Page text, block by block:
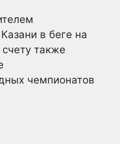
в беге на
также
чемпионатов